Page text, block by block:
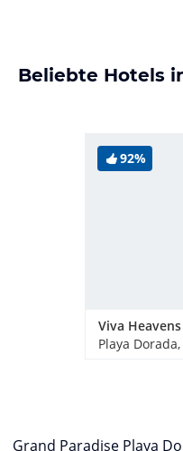
Beliebte Hotels
92%
Grand Paradise Playa